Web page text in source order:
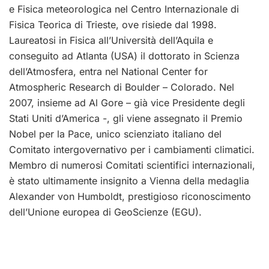
e Fisica meteorologica nel Centro Internazionale di
Fisica Teorica di Trieste, ove risiede dal 1998.
Laureatosi in Fisica all’Università dell’Aquila e
conseguito ad Atlanta (USA) il dottorato in Scienza
dell’Atmosfera, entra nel National Center for
Atmospheric Research di Boulder – Colorado. Nel
2007, insieme ad Al Gore – già vice Presidente degli
Stati Uniti d’America -, gli viene assegnato il Premio
Nobel per la Pace, unico scienziato italiano del
Comitato intergovernativo per i cambiamenti climatici.
Membro di numerosi Comitati scientifici internazionali,
è stato ultimamente insignito a Vienna della medaglia
Alexander von Humboldt, prestigioso riconoscimento
dell’Unione europea di GeoScienze (EGU).